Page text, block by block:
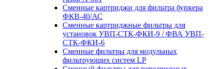
Сменные картриджи для фильтра бункера
ФКВ-40/АС
Сменные картриджные фильтры для
установок УВП-СТК-ФКИ-9 / ФВА УВП-
СТК-ФКИ-6
Сменные фильтры для модульных
фильтрующих систем LP